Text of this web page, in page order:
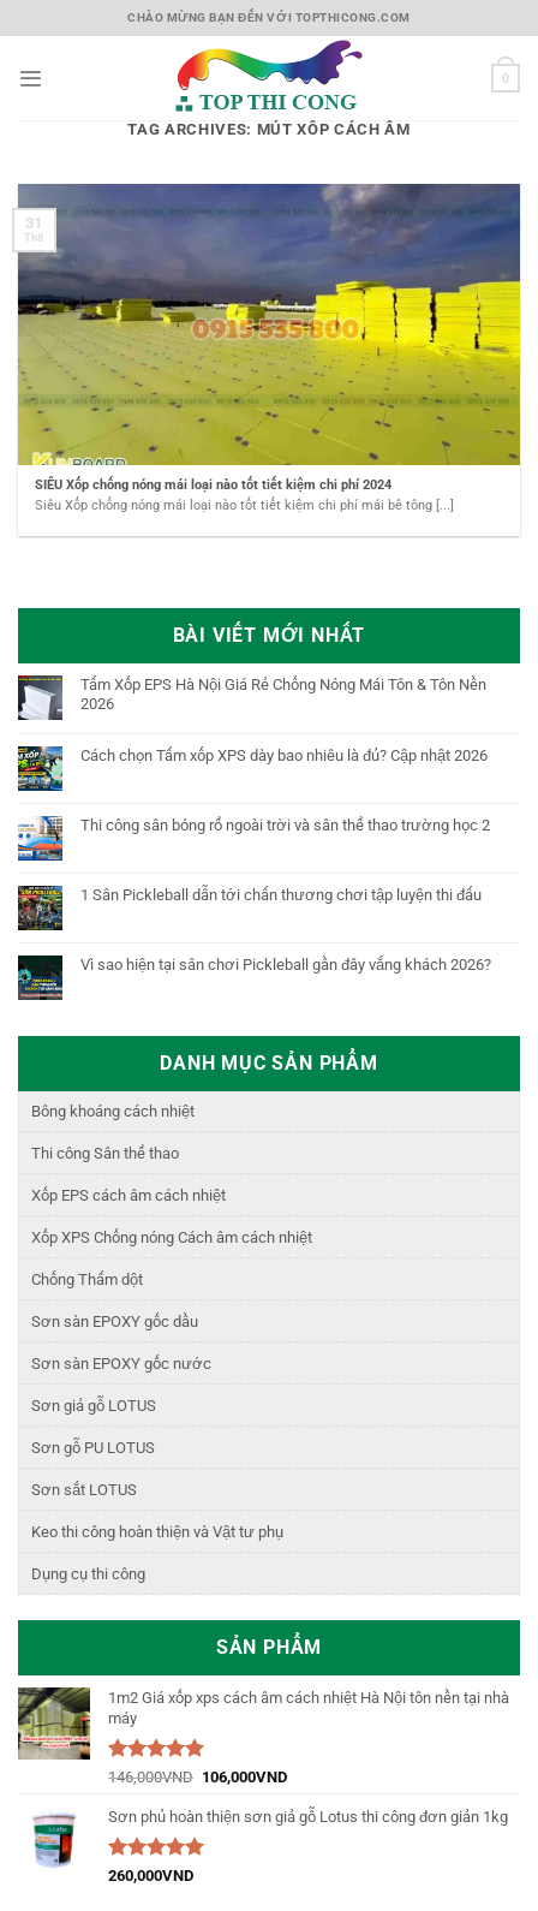
to
CHÀO MỪNG BẠN ĐẾN VỚI TOPTHICONG.COM
0
TAG ARCHIVES: MÚT XỐP CÁCH ÂM
BÀI VIẾT MỚI NHẤT
Tấm Xốp EPS Hà Nội Giá Rẻ Chống Nóng Mái Tôn & Tôn Nền
2026
Cách chọn Tấm xốp XPS dày bao nhiêu là đủ? Cập nhật 2026
Thi công sân bóng rổ ngoài trời và sân thể thao trường học 2
1 Sân Pickleball dẫn tới chấn thương chơi tập luyện thi đấu
Vì sao hiện tại sân chơi Pickleball gần đây vắng khách 2026?
DANH MỤC SẢN PHẨM
Bông khoáng cách nhiệt
Thi công Sân thể thao
Xốp EPS cách âm cách nhiệt
Xốp XPS Chống nóng Cách âm cách nhiệt
Chống Thấm dột
Sơn sàn EPOXY gốc dầu
Sơn sàn EPOXY gốc nước
Sơn giả gỗ LOTUS
Sơn gỗ PU LOTUS
Sơn sắt LOTUS
Keo thi công hoàn thiện và Vật tư phụ
Dụng cụ thi công
SẢN PHẨM
1m2 Giá xốp xps cách âm cách nhiệt Hà Nội tôn nền tại nhà
máy
Được xếp
sao
146,000VND 106,000VND
Sơn phủ hoàn thiện sơn giả gỗ Lotus thi công đơn giản 1kg
Được xếp
260,000VND
SIÊU Xốp chống nóng mái loại nào tốt tiết kiệm chi phí 2024
Siêu Xốp chống nóng mái loại nào tốt tiết kiệm chi phí mái bê tông [...]
31
Th8